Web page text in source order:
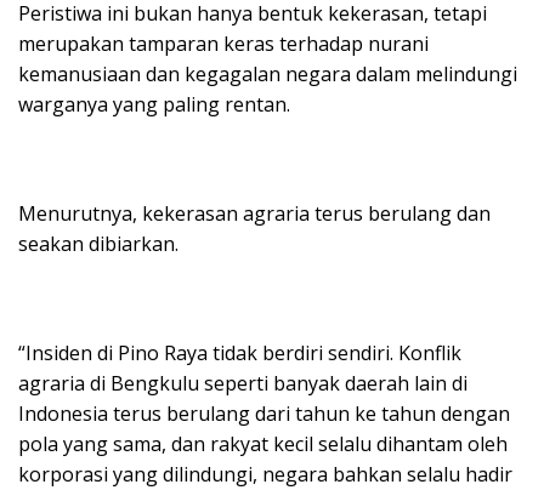
Peristiwa ini bukan hanya bentuk kekerasan, tetapi
merupakan tamparan keras terhadap nurani
kemanusiaan dan kegagalan negara dalam melindungi
warganya yang paling rentan.
Menurutnya, kekerasan agraria terus berulang dan
seakan dibiarkan.
“Insiden di Pino Raya tidak berdiri sendiri. Konflik
agraria di Bengkulu seperti banyak daerah lain di
Indonesia terus berulang dari tahun ke tahun dengan
pola yang sama, dan rakyat kecil selalu dihantam oleh
korporasi yang dilindungi, negara bahkan selalu hadir